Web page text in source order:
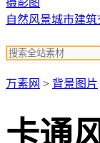
摄影图
自然风景城市建筑
万素网 > 背景图片
卡通